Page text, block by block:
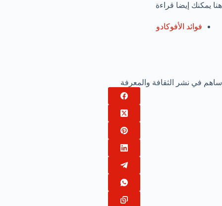
هنا يمكنك إيضا قراءة
فوائد الأفوكادو
ساهم في نشر الثقافة والمعرفة